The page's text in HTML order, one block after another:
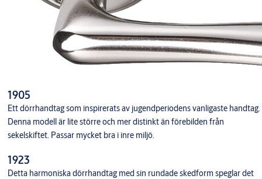
1905
Ett dörrhandtag som inspirerats av jugendperiodens vanligaste handtag.
Denna modell är lite större och mer distinkt än förebilden från
sekelskiftet. Passar mycket bra i inre miljö.
1923
Detta harmoniska dörrhandtag med sin rundade skedform speglar det